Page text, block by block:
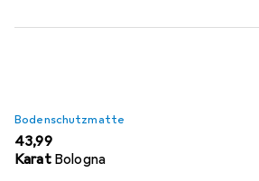
Bodenschutzmatte
EUR
43,99
Karat Bologna